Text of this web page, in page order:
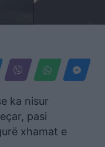
ka nisur
pasi
xhamat e